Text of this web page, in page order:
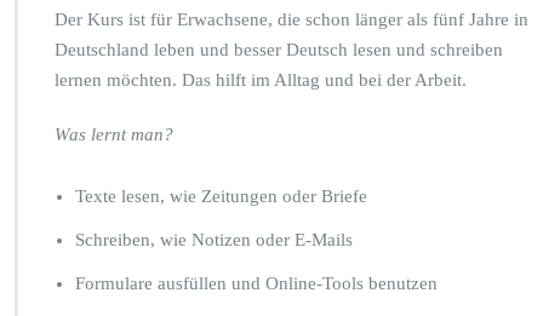
Der Kurs ist für Erwachsene, die schon länger als fünf Jahre in
Deutschland leben und besser Deutsch lesen und schreiben
lernen möchten. Das hilft im Alltag und bei der Arbeit.
Was lernt man?
Texte lesen, wie Zeitungen oder Briefe
Schreiben, wie Notizen oder E-Mails
Formulare ausfüllen und Online-Tools benutzen